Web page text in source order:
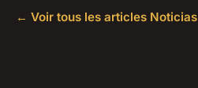
← Voir tous les articles Noticias